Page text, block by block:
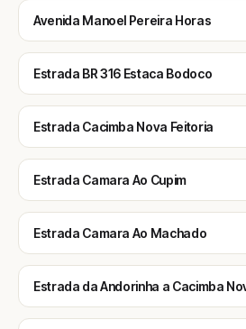
Avenida Manoel Pereira Horas
Estrada BR 316 Estaca Bodoco
Estrada Cacimba Nova Feitoria
Estrada Camara Ao Cupim
Estrada Camara Ao Machado
Estrada da Andorinha a Cacimba